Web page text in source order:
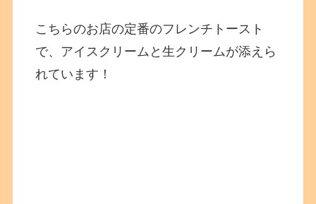
こちらのお店の定番のフレンチトースト
で、アイスクリームと生クリームが添えら
れています！